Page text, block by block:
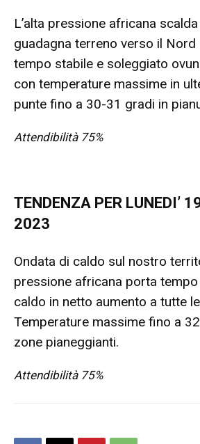
L’alta pressione africana
guadagna terreno verso il
tempo stabile e soleggiato
con temperature massime in
punte fino a 30-31 gradi in
Attendibilità 75%
TENDENZA PER LUNEDI’
2023
Ondata di caldo sul nostro
pressione africana porta
caldo in netto aumento a tutte
Temperature massime fino a
zone pianeggianti.
Attendibilità 75%